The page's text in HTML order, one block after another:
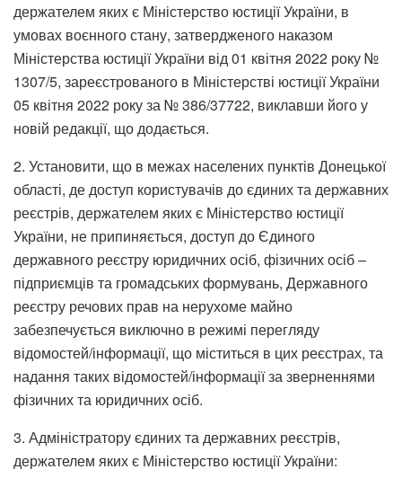
держателем яких є Міністерство юстиції України, в
умовах воєнного стану, затвердженого наказом
Міністерства юстиції України від 01 квітня 2022 року №
1307/5, зареєстрованого в Міністерстві юстиції України
05 квітня 2022 року за № 386/37722, виклавши його у
новій редакції, що додається.
2. Установити, що в межах населених пунктів Донецької
області, де доступ користувачів до єдиних та державних
реєстрів, держателем яких є Міністерство юстиції
України, не припиняється, доступ до Єдиного
державного реєстру юридичних осіб, фізичних осіб –
підприємців та громадських формувань, Державного
реєстру речових прав на нерухоме майно
забезпечується виключно в режимі перегляду
відомостей/інформації, що міститься в цих реєстрах, та
надання таких відомостей/інформації за зверненнями
фізичних та юридичних осіб.
3. Адміністратору єдиних та державних реєстрів,
держателем яких є Міністерство юстиції України: